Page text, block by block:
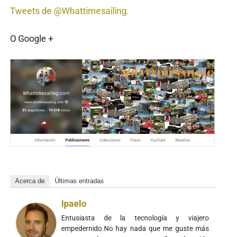
Tweets de @Whattimesailing.
O Google +
Acerca de Últimas entradas
Ipaelo
Entusiasta de la tecnología y viajero
empedernido.No hay nada que me guste más